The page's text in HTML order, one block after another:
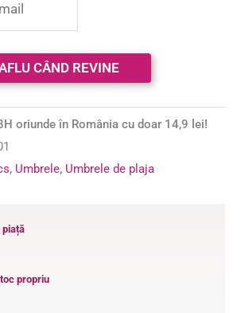
oriunde în România cu doar 14,9 lei!
, Umbrele, Umbrele de plaja
piață
propriu